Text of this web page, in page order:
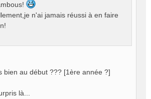
n'ai jamais réussi à en faire
bien au début ??? [1ère année ?]
là...